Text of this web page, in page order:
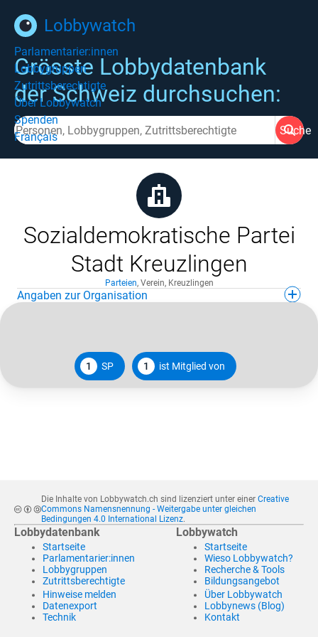
Lobbywatch
Parlamentarier:innen
Lobbygruppen
Zutrittsberechtigte
Über Lobbywatch
Spenden
Français
Grösste Lobbydatenbank
der Schweiz durchsuchen:
Suche
Sozialdemokratische Partei
Stadt Kreuzlingen
Parteien, Verein, Kreuzlingen
Angaben zur Organisation
1 SP 1 ist Mitglied von
Die Inhalte von Lobbywatch.ch sind lizenziert unter einer Creative
Commons Namensnennung - Weitergabe unter gleichen
Bedingungen 4.0 International Lizenz.
Lobbydatenbank
Startseite
Parlamentarier:innen
Lobbygruppen
Zutrittsberechtigte
Hinweise melden
Datenexport
Technik
Lobbywatch
Startseite
Wieso Lobbywatch?
Recherche & Tools
Bildungsangebot
Über Lobbywatch
Lobbynews (Blog)
Kontakt